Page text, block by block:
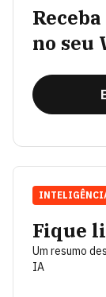
no seu
Fique
Um resumo
IA